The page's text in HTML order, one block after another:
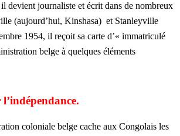
devient journaliste et écrit dans de nombreux
(aujourd’hui, Kinshasa) et Stanleyville
1954, il reçoit sa carte d’« immatriculé
belge à quelques éléments
coloniale belge cache aux Congolais les